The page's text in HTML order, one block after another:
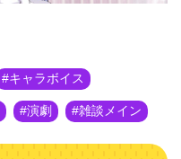
キャラボイス
演劇 雑談メイン